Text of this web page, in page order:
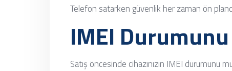
Telefon satarken güvenlik her zaman ön
IMEI
Satış öncesinde cihazınızın IMEI durumunu